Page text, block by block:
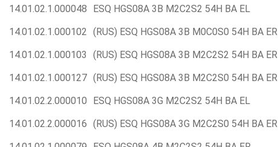
14.01.02.1.000048
ESQ HGS08A 3B M2C2S2 54H BA EL
14.01.02.1.000102 (RUS) ESQ HGS08A 3B M0C0S0 54H BA ER
14.01.02.1.000103
(RUS) ESQ HGS08A 3B M2C2S2 54H BA ER
14.01.02.1.000127 (RUS) ESQ HGS08A 3B M2C2S0 54H BA ER
14.01.02.2.000010
ESQ HGS08A 3G M2C2S2 54H BA EL
14.01.02.2.000016 (RUS) ESQ HGS08A 3G M2C2S0 54H BA ER